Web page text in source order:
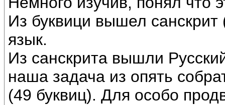
Из буквици вышел
язык.
Из санскрита вышли
наша задача из опять
(49 буквиц). Для особо